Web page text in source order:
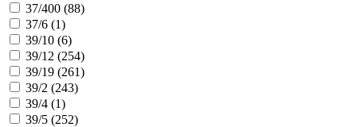
37/400 (88)
37/6 (1)
39/10 (6)
39/12 (254)
39/19 (261)
39/2 (243)
39/4 (1)
39/5 (252)